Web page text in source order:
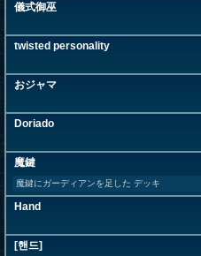
儀式御巫
twisted personality
おジャマ
Doriado
魔鍵
魔鍵にガーディアンを足した デッキ
Hand
[핸드]